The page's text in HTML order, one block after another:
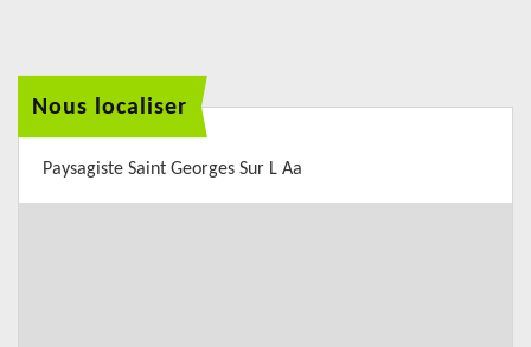
Nous localiser
Paysagiste Saint Georges Sur L Aa